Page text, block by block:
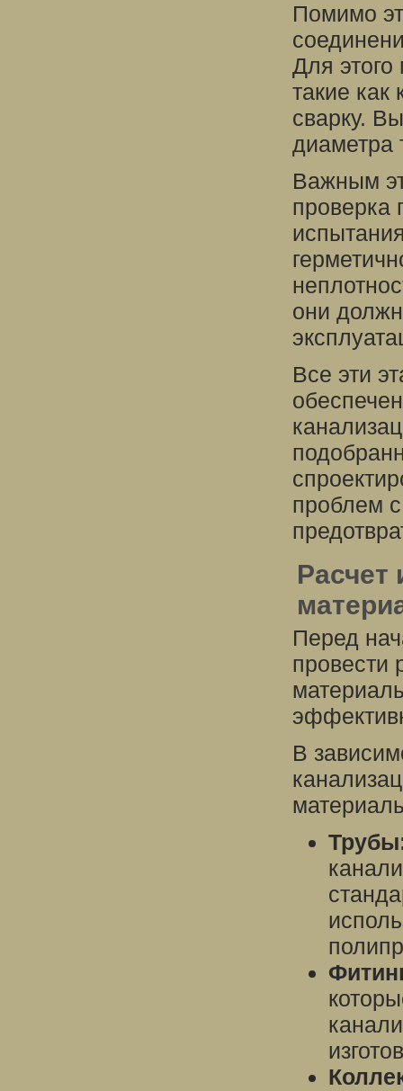
Помимо
Для
такие
сварку.
диаметра
Важным
проверка
они
Все эти
проблем
Перед
провести
В